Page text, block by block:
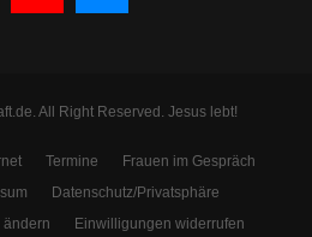
All Right Reserved. Jesus lebt!
Termine
Frauen im Gespräch
Datenschutz/Privatsphäre
ändern
Einwilligungen widerrufen